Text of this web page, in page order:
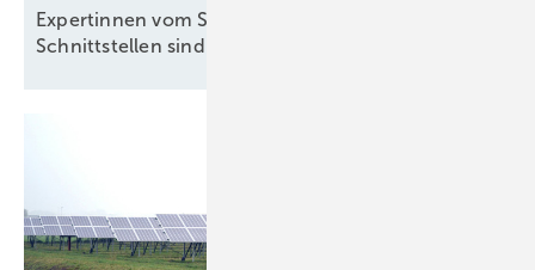
Expertinnen vom Solarzentrum Berlin: „Definierte
Schnittstellen sind